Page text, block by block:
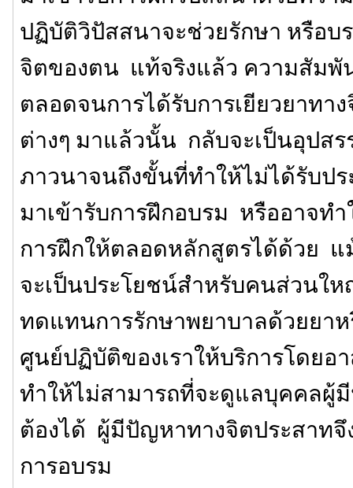
ปฏิบัติวิปัสสนาจะช่วยรักษา หรือบ
จิตของตน แท้จริงแล้ว ความสัม
ตลอดจนการได้รับการเยียวยาทา
ต่างๆ มาแล้วนั้น กลับจะเป็นอุปส
ภาวนาจนถึงขั้นที่ทำให้ไม่ได้รับปร
มาเข้ารับการฝึกอบรม หรืออาจท
การฝึกให้ตลอดหลักสูตรได้ด้วย
จะเป็นประโยชน์สำหรับคนส่วนใ
ทดแทนการรักษาพยาบาลด้วยยา
ศูนย์ปฏิบัติของเราให้บริการโดยอ
ทำให้ไม่สามารถที่จะดูแลบุคคลผู้
ต้องได้ ผู้มีปัญหาทางจิตประสาทจึ
การอบรม